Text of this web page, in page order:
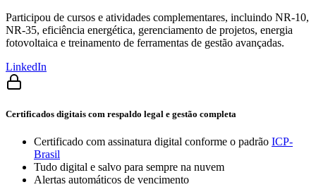
Participou de cursos e atividades complementares, incluindo NR-10,
NR-35, eficiência energética, gerenciamento de projetos, energia
fotovoltaica e treinamento de ferramentas de gestão avançadas.
LinkedIn
Certificados digitais com respaldo legal e gestão completa
Certificado com assinatura digital conforme o padrão ICP-
Brasil
Tudo digital e salvo para sempre na nuvem
Alertas automáticos de vencimento